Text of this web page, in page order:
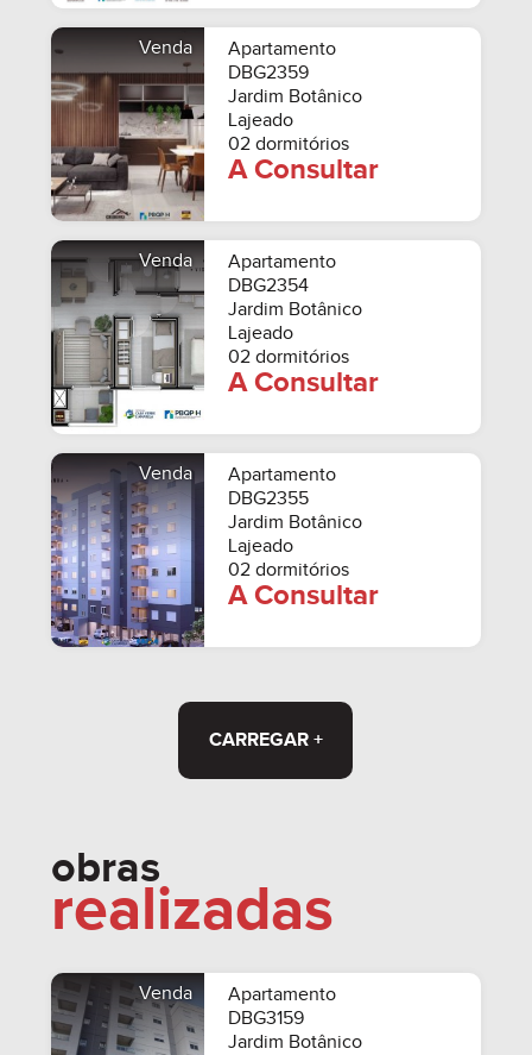
Venda
Apartamento
DBG2359
Jardim Botânico
Lajeado
02 dormitórios
A Consultar
Venda
Apartamento
DBG2354
Jardim Botânico
Lajeado
02 dormitórios
A Consultar
Venda
Apartamento
DBG2355
Jardim Botânico
Lajeado
02 dormitórios
A Consultar
CARREGAR +
obras
realizadas
Venda
Apartamento
DBG3159
Jardim Botânico